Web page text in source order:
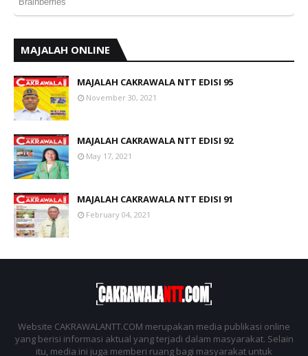
MAJALAH ONLINE
MAJALAH CAKRAWALA NTT EDISI 95
November 30, 2021
MAJALAH CAKRAWALA NTT EDISI 92
May 17, 2021
MAJALAH CAKRAWALA NTT EDISI 91
February 04, 2021
Website CAKRAWALANTT.COM merupakan media publikasi online
yang berisi informasi aktual yang terjadi dalam masyarakat. Selain
itu, media ini juga memberi ruang bagi masyarakat untuk